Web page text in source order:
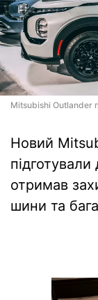
Mitsubishi Outlander
Новий
отримав
шини та